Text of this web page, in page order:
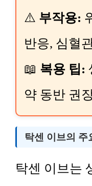
⚠️ 부작용:
반응, 심혈
📖 복용 팁:
약 동반 권
탁센 이브의 주
탁센 이브는